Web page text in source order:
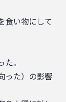
食い物にして
。
った）の影響